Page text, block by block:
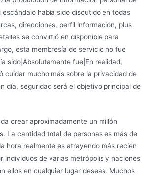
escándalo había sido discutido en todas
direcciones, perfil información, plus
se convirtió en disponible para
esta membresía de servicio no fue
sido|Absolutamente fue|En realidad,
cuidar mucho más sobre la privacidad de
día, seguridad será el objetivo principal de
crear aproximadamente un millón
La cantidad total de personas es más de
hora realmente es atrayendo más recién
individuos de varias metrópolis y naciones
ellos en cualquier lugar deseas. Muchos